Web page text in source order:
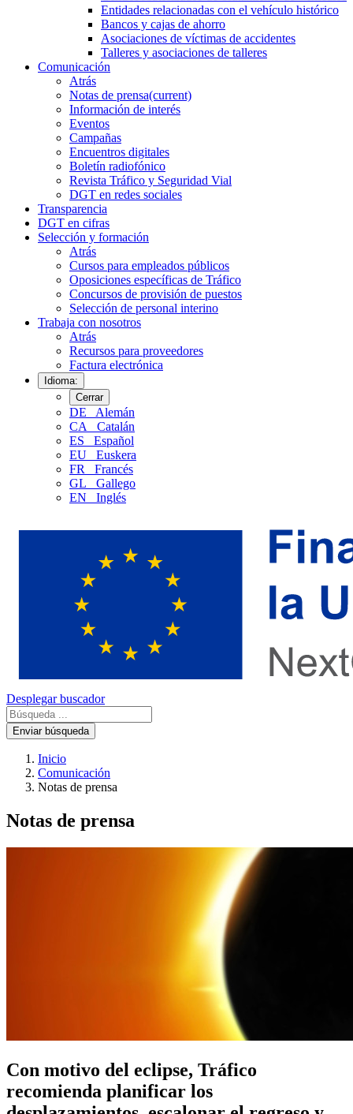
Entidades relacionadas con el vehículo histórico
Bancos y cajas de ahorro
Asociaciones de víctimas de accidentes
Talleres y asociaciones de talleres
Comunicación
Atrás
Notas de prensa(current)
Información de interés
Eventos
Campañas
Encuentros digitales
Boletín radiofónico
Revista Tráfico y Seguridad Vial
DGT en redes sociales
Transparencia
DGT en cifras
Selección y formación
Atrás
Cursos para empleados públicos
Oposiciones específicas de Tráfico
Concursos de provisión de puestos
Selección de personal interino
Trabaja con nosotros
Atrás
Recursos para proveedores
Factura electrónica
Idioma:
Cerrar
DE
Alemán
CA
Catalán
ES
Español
EU
Euskera
FR
Francés
GL
Gallego
EN
Inglés
Desplegar buscador
Enviar búsqueda
Inicio
Comunicación
Notas de prensa
Notas de prensa
Con motivo del eclipse, Tráfico
recomienda planificar los